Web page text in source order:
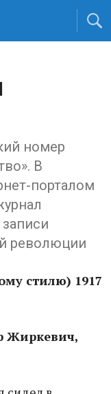
номер
В
порталом
революции
стилю) 1917
Жиркевич,